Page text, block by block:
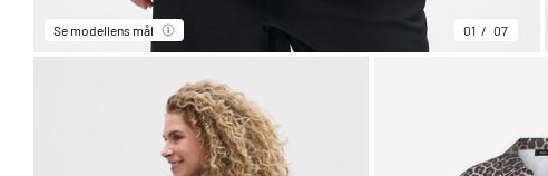
Se modellens mål 01 07